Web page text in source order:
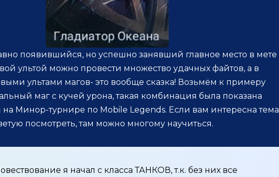
появившийся, но успешно занявший главное место в мете
ультой можно провести множество удачных файтов, а в
ультами магов- это вообще сказка! Возьмём к примеру
маг с кучей урона, такая комбинация была показана
Минор-турнире по Mobile Legends. Если вам интересна тема
посмотреть, там можно многому научиться.
я начал с класса ТАНКОВ, т.к. без них все